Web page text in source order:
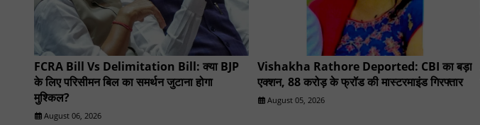
FCRA Bill Vs Delimitation Bill: क्या BJP
के लिए परिसीमन बिल का समर्थन जुटाना होगा
मुश्किल?
August 06, 2026
Vishakha Rathore Deported: CBI का बड़ा
एक्शन, 88 करोड़ के फ्रॉड की मास्टरमाइंड गिरफ्तार
August 05, 2026